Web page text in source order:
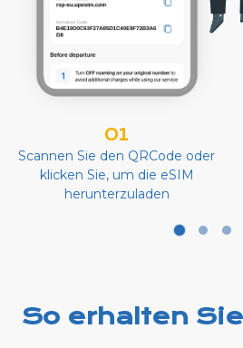
01
Scannen Sie den QRCode oder
klicken Sie, um die eSIM
herunterzuladen
So erhalten